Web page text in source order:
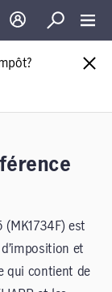
Ouverture de
Recherche
(MK1734F) est
et
qui contient de